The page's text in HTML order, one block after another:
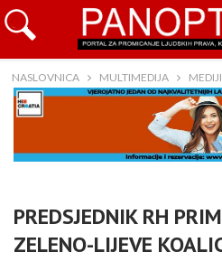
NASLOVNICA MULTIMEDIJA MEDIJI
PREDSJEDNIK RH
ZELENO-LIJEVE